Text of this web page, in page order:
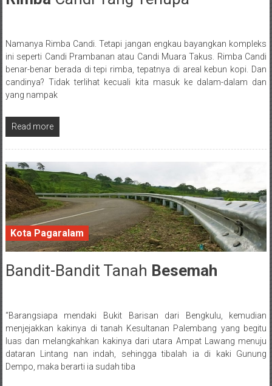
Posted By: wirawan
Namanya Rimba Candi. Tetapi jangan engkau bayangkan kompleks
ini seperti Candi Prambanan atau Candi Muara Takus. Rimba Candi
benar-benar berada di tepi rimba, tepatnya di areal kebun kopi. Dan
candinya? Tidak terlihat kecuali kita masuk ke dalam-dalam dan
yang nampak
Read more
Kota Pagaralam
2 February 2018
Bandit-Bandit Tanah Besemah
Posted By: wirawan
“Barangsiapa mendaki Bukit Barisan dari Bengkulu, kemudian
menjejakkan kakinya di tanah Kesultanan Palembang yang begitu
luas dan melangkahkan kakinya dari utara Ampat Lawang menuju
dataran Lintang nan indah, sehingga tibalah ia di kaki Gunung
Dempo, maka berarti ia sudah tiba